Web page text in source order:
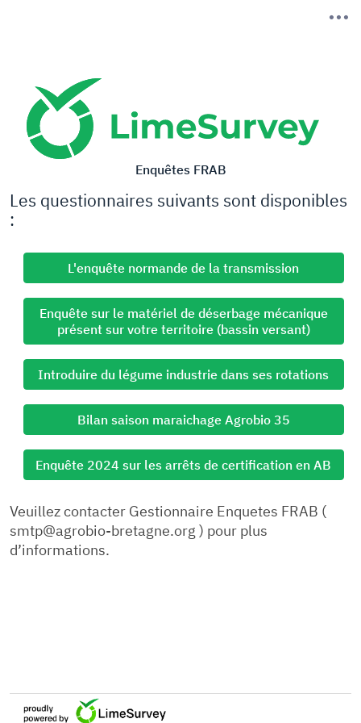
Enquêtes FRAB
Les questionnaires suivants sont disponibles
:
L'enquête normande de la transmission
Enquête sur le matériel de déserbage mécanique
présent sur votre territoire (bassin versant)
Introduire du légume industrie dans ses rotations
Bilan saison maraichage Agrobio 35
Enquête 2024 sur les arrêts de certification en AB
Veuillez contacter Gestionnaire Enquetes FRAB (
smtp@agrobio-bretagne.org ) pour plus
d’informations.